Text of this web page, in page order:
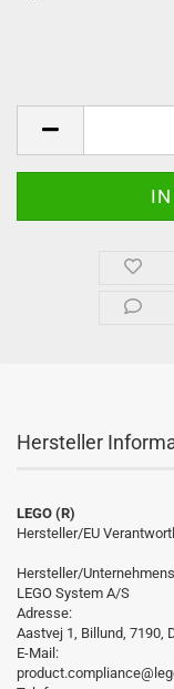
Hersteller
LEGO (R)
Hersteller/EU
Hersteller/
LEGO System A/S
Adresse:
Aastvej 1, Billund, 7190,
E-Mail: